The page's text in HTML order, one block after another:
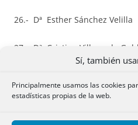
Sí, también
Principalmente usamos las cookies
estadísticas propias de la web.
26.- Dª Esther Sánchez Velilla
27.- Dª Cristina Villaverde
29.- Dª María Teresa Rubio